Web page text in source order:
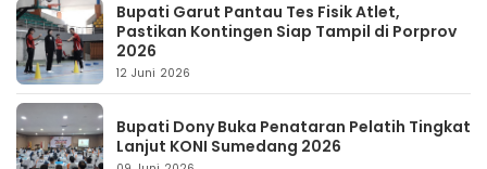
Bupati Garut Pantau Tes Fisik Atlet,
Pastikan Kontingen Siap Tampil di Porprov
2026
12 Juni 2026
Bupati Dony Buka Penataran Pelatih Tingkat
Lanjut KONI Sumedang 2026